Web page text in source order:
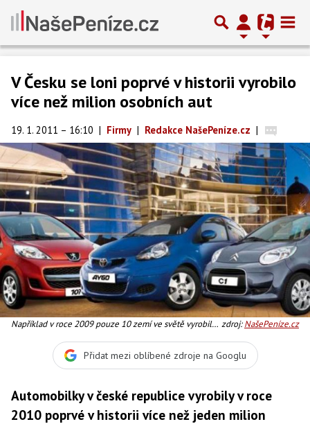
V Česku se loni poprvé v historii vyrobilo
více než milion osobních aut
19. 1. 2011 – 16:10 | Firmy | Redakce NašePeníze.cz |
Například v roce 2009 pouze 10 zemí ve světě vyrobilo zdroj:NašePeníze.cz
Přidat mezi oblíbené zdroje na Googlu
Automobilky v české republice vyrobily v roce
2010 poprvé v historii více než jeden milion